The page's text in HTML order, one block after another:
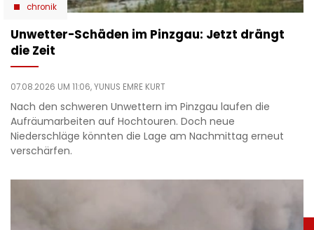
chronik
Unwetter-Schäden im Pinzgau: Jetzt drängt
die Zeit
07.08.2026 UM 11:06,YUNUS EMRE KURT
Nach den schweren Unwettern im Pinzgau laufen die
Aufräumarbeiten auf Hochtouren. Doch neue
Niederschläge könnten die Lage am Nachmittag erneut
verschärfen.